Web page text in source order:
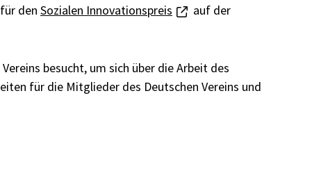
den Sozialen Innovationspreis
auf der
besucht, um sich über die Arbeit des
für die Mitglieder des Deutschen Vereins und